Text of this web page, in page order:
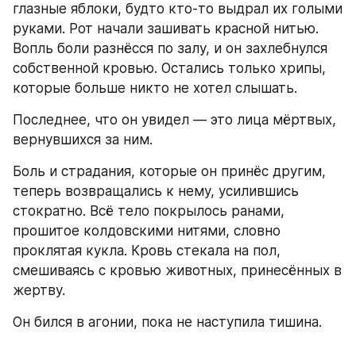
глазные яблоки, будто кто-то выдрал их голыми
руками. Рот начали зашивать красной нитью.
Вопль боли разнёсся по залу, и он захлебнулся
собственной кровью. Остались только хрипы,
которые больше никто не хотел слышать.
Последнее, что он увидел — это лица мёртвых,
вернувшихся за ним.
Боль и страдания, которые он принёс другим,
теперь возвращались к нему, усилившись
стократно. Всё тело покрылось ранами,
прошитое колдовскими нитями, словно
проклятая кукла. Кровь стекала на пол,
смешиваясь с кровью животных, принесённых в
жертву.
Он бился в агонии, пока не наступила тишина.